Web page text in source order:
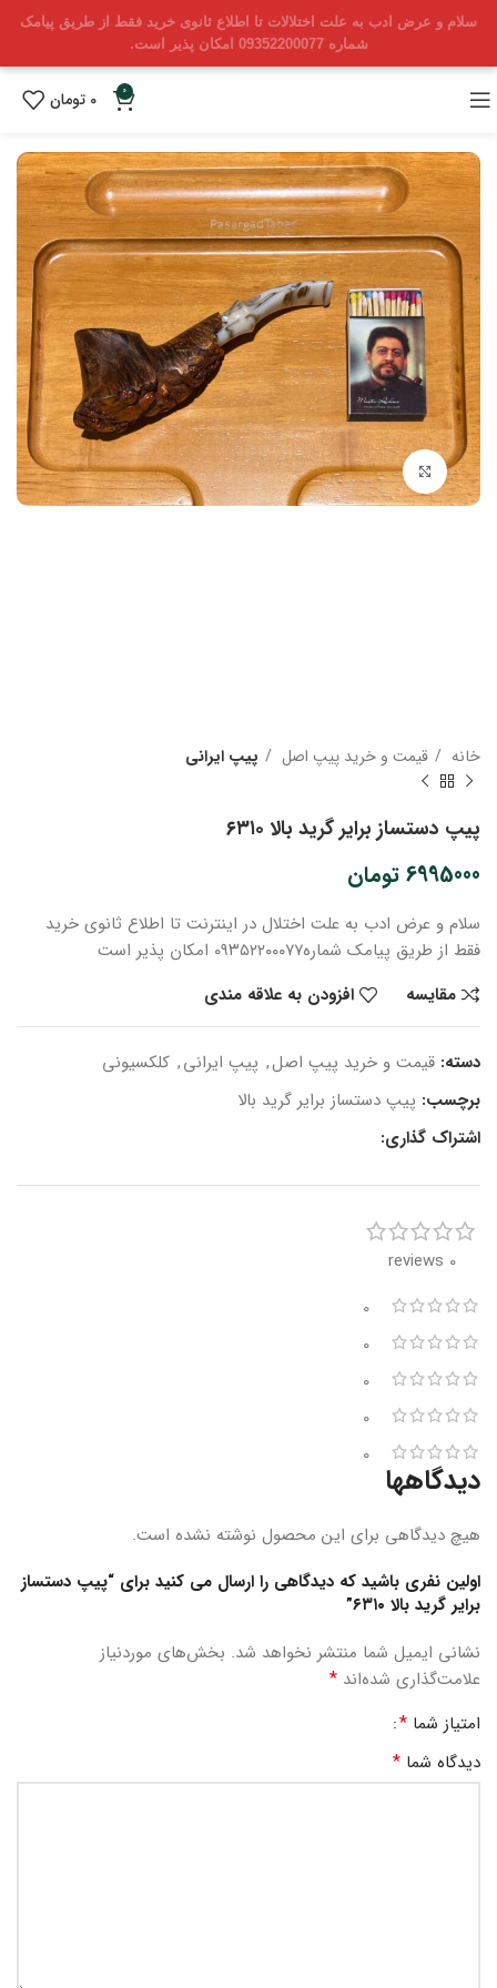
سلام و عرض ادب به علت اختلالات تا اطلاع ثانوی خرید فقط از طریق پیامک
شماره 09352200077 امکان پذیر است.
0
0 تومان
بزرگنمایی تصویر
خانه قیمت و خرید پیپ اصل پیپ ایرانی
پیپ دستساز برایر گرید بالا ۶۳۱۰
6995000 تومان
سلام و عرض ادب به علت اختلال در اینترنت تا اطلاع ثانوی خرید
فقط از طریق پیامک شماره۰۹۳۵۲۲۰۰۰۷۷ امکان پذیر است
مقایسه
افزودن به علاقه مندی
دسته: قیمت و خرید پیپ اصل, پیپ ایرانی, کلکسیونی
برچسب: پیپ دستساز برایر گرید بالا
اشتراک گذاری:
0 reviews
0
0
0
0
0
دیدگاهها
هیچ دیدگاهی برای این محصول نوشته نشده است.
اولین نفری باشید که دیدگاهی را ارسال می کنید برای “پیپ دستساز
برایر گرید بالا ۶۳۱۰”
نشانی ایمیل شما منتشر نخواهد شد. بخش‌های موردنیاز
علامت‌گذاری شده‌اند *
امتیاز شما *
دیدگاه شما *